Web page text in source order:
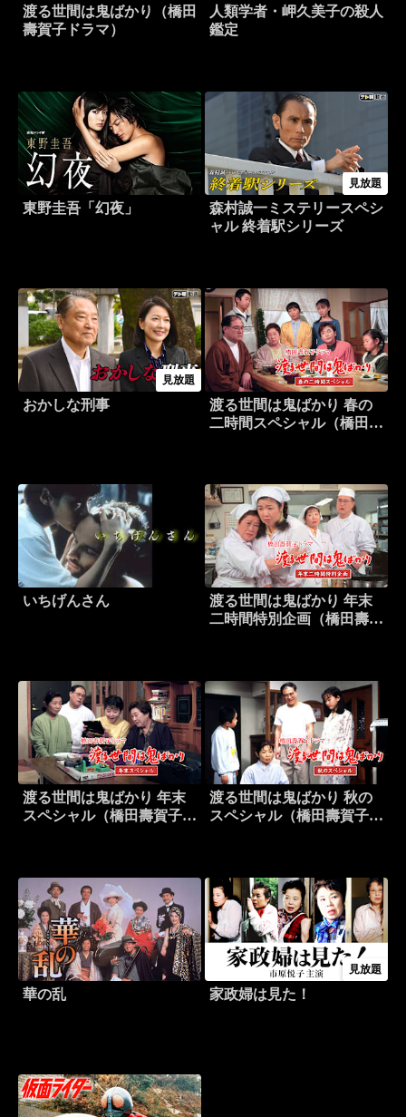
渡る世間は鬼ばかり（橋田
壽賀子ドラマ）
人類学者・岬久美子の殺人
鑑定
東野圭吾「幻夜」
見放題
森村誠一ミステリースペシ
ャル 終着駅シリーズ
見放題
おかしな刑事
渡る世間は鬼ばかり 春の
二時間スペシャル（橋田壽
いちげんさん
渡る世間は鬼ばかり 年末
二時間特別企画（橋田壽賀
渡る世間は鬼ばかり 年末
スペシャル（橋田壽賀子ド
渡る世間は鬼ばかり 秋の
スペシャル（橋田壽賀子ド
華の乱
見放題
家政婦は見た！